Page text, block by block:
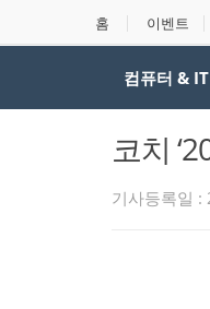
홈 이벤트
컴퓨터 & IT
코치
기사등록일